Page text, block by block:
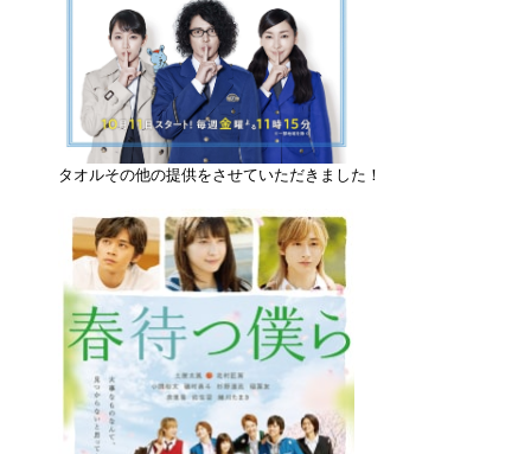
タオルその他の提供をさせていただきました！